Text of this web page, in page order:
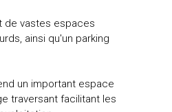
de vastes espaces
ainsi qu'un parking
un important espace
traversant facilitant les